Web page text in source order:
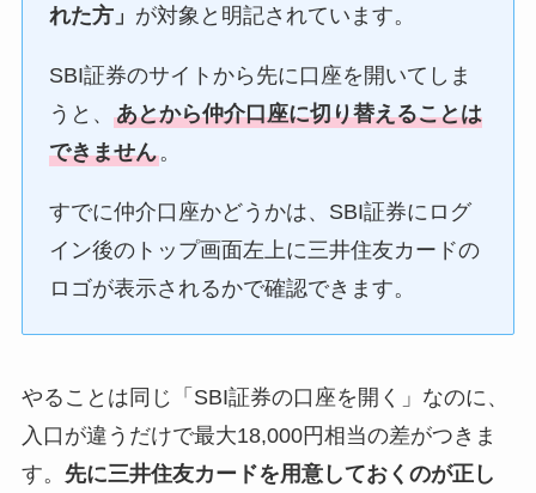
れた方」 が対象と明記されています。
SBI証券のサイトから先に口座を開いてしま
うと、あとから仲介口座に切り替えることは
できません。
すでに仲介口座かどうかは、SBI証券にログ
イン後のトップ画面左上に三井住友カードの
ロゴが表示されるかで確認できます。
やることは同じ「SBI証券の口座を開く」なのに、
入口が違うだけで最大18,000円相当の差がつきま
す。 先に三井住友カードを用意しておくのが正し